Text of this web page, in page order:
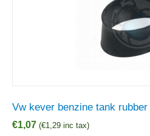
Vw kever benzine tank rubber
€1,07 (€1,29 inc tax)